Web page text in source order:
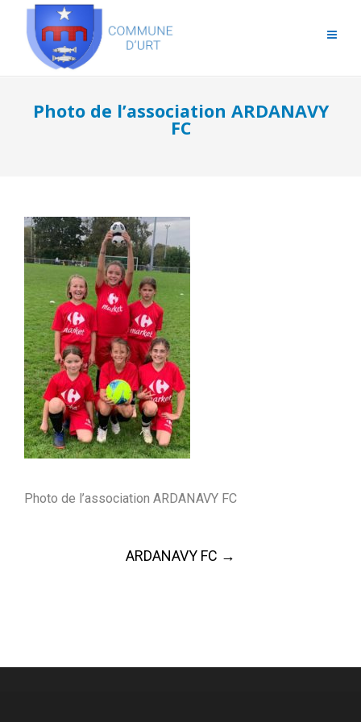
Photo de l’association ARDANAVY
FC
Photo de l’association ARDANAVY FC
ARDANAVY FC →